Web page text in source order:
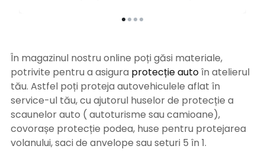
În magazinul nostru online poți găsi materiale,
potrivite pentru a asigura protecție autoîn atelierul
tău. Astfel poți proteja autovehiculele aflat în
service-ul tău, cu ajutorul huselor de protecție a
scaunelor auto ( autoturisme sau camioane),
covorașe protecție podea, huse pentru protejarea
volanului, saci de anvelope sau seturi 5 în 1.